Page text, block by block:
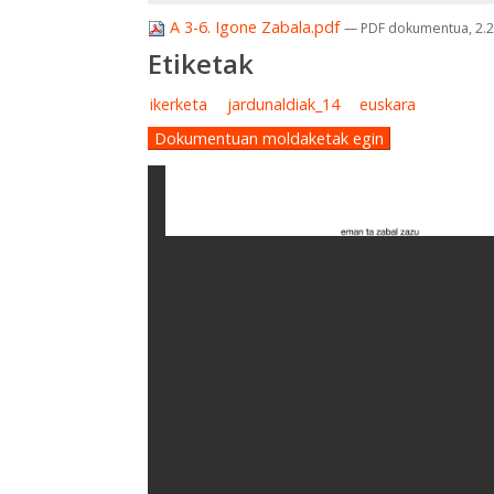
A 3-6. Igone Zabala.pdf— PDF dokumentua,
Etiketak
ikerketa jardunaldiak_14
euskara
Dokumentuan moldaketak egin